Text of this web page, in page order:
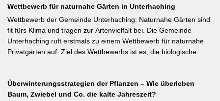
Weiterlesen bei meine-ernte.de Kurzfassung: Bis Mitte Juni ist die
Aussaat von Stangenbohnen direkt ins Freiland noch problemlos
möglich. Samen über Nacht wässern, 5–6 cm tief setzen,
Pflanzabstand 50 cm. Als Mittelzehrer brauchen Stangenbohnen
im Gegensatz zu Buschbohnen eine moderierte Düngung
der Luft binden – Vorfrucht-Wirkung für das nächste Gartenjahr.
Wettbewerb für naturnahe Gärten in Unterhaching
Wettbewerb der Gemeinde Unterhaching: Naturnahe Gärten sind
fit fürs Klima und tragen zur Artenvielfalt bei. Die Gemeinde
Unterhaching ruft erstmals zu einem Wettbewerb für naturnahe
Privatgärten auf. Ziel des Wettbewerbs ist es, die biologische
Verbesserung des Ortsklimas zu leisten. Warum? Entsiegelte
Flächen helfen… Hitze zu reduzieren Regenwasser besser zu
Überwinterungsstrategien der Pflanzen – Wie überleben
Baum, Zwiebel und Co. die kalte Jahreszeit?